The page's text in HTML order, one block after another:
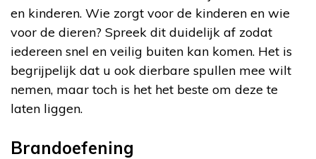
en kinderen. Wie zorgt voor de kinderen en wie
voor de dieren? Spreek dit duidelijk af zodat
iedereen snel en veilig buiten kan komen. Het is
begrijpelijk dat u ook dierbare spullen mee wilt
nemen, maar toch is het het beste om deze te
laten liggen.
Brandoefening